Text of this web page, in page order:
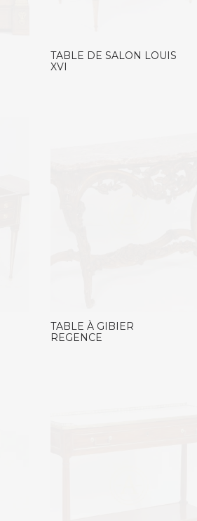
TABLE DE SALON LOUIS
XVI
TABLE À GIBIER
REGENCE